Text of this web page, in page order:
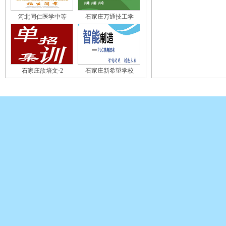
河北同仁医学中等 石家庄万通技工学
石家庄歆培文·2 石家庄新希望学校